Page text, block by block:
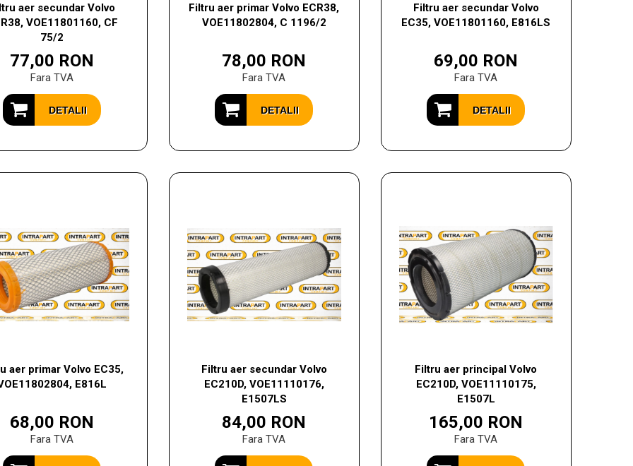
aer secundar Volvo
VOE11801160, CF
75/2
77,00 RON
Fara TVA
DETALII
Filtru aer primar Volvo ECR38,
VOE11802804, C 1196/2
78,00 RON
Fara TVA
DETALII
Filtru aer secundar Volvo
EC35, VOE11801160, E816LS
69,00 RON
Fara TVA
DETALII
aer primar Volvo EC35,
E816L
68,00 RON
Fara TVA
Filtru aer secundar Volvo
EC210D, VOE11110176,
E1507LS
84,00 RON
Fara TVA
Filtru aer principal Volvo
EC210D, VOE11110175,
E1507L
165,00 RON
Fara TVA